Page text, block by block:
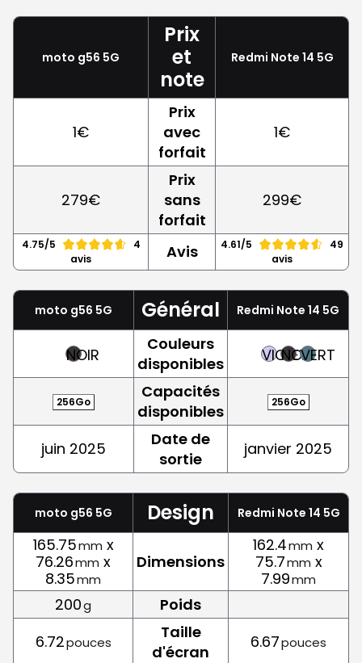
moto g56 5G
Prix
et
note
Redmi Note 14 5G
1€
Prix
avec
forfait
1€
279€
Prix
sans
forfait
299€
4.75/5
4
avis
Avis 4.61/5
49
avis
moto g56 5G Général Redmi Note 14 5G
NOIR
Couleurs
disponibles
VIOLET
NOIRVERT
256Go
Capacités
disponibles
256Go
juin 2025
Date de
sortie
janvier 2025
moto g56 5G Design Redmi Note 14 5G
165.75mm x
76.26mm x
8.35mm
Dimensions
162.4mm x
75.7mm x
7.99mm
200g
Poids
6.72pouces
Taille
d'écran
6.67pouces